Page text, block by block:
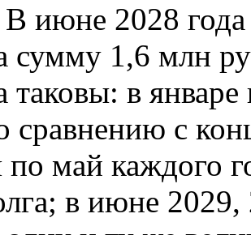
В июне 2028 года
сумму 1,6 млн
таковы: в
сравнению с
по май каждого
в июне